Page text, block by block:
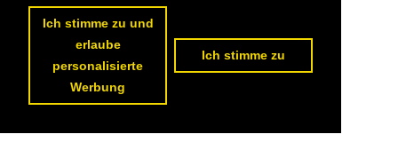
Ich stimme zu und
erlaube
personalisierte
Werbung
Ich stimme zu